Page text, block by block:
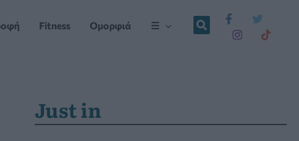
Fitness Ομορφιά ☰
Just in